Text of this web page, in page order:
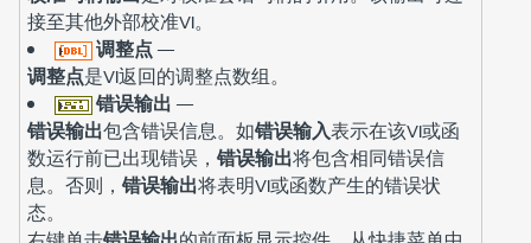
接至其他外部校准VI。
调整点 —
调整点是VI返回的调整点数组。
错误输出 —
错误输出包含错误信息。如错误输入表示在该VI或函
数运行前已出现错误， 错误输出将包含相同错误信
息。否则， 错误输出将表明VI或函数产生的错误状
态。